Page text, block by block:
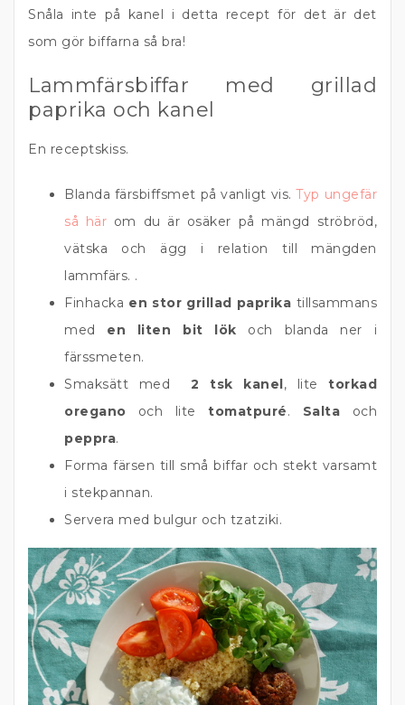
Snåla inte på kanel i detta recept för det är det
som gör biffarna så bra!
Lammfärsbiffar med grillad
paprika och kanel
En receptskiss.
Blanda färsbiffsmet på vanligt vis.Typ ungefär
så här om du är osäker på mängd ströbröd,
vätska och ägg i relation till mängden
lammfärs. .
Finhacka en stor grillad paprika tillsammans
med en liten bit lök och blanda ner i
färssmeten.
Smaksätt med 2 tsk kanel, lite torkad
oregano och litetomatpuré. Salta och
peppra.
Forma färsen till små biffar och stekt varsamt
i stekpannan.
Servera med bulgur och tzatziki.